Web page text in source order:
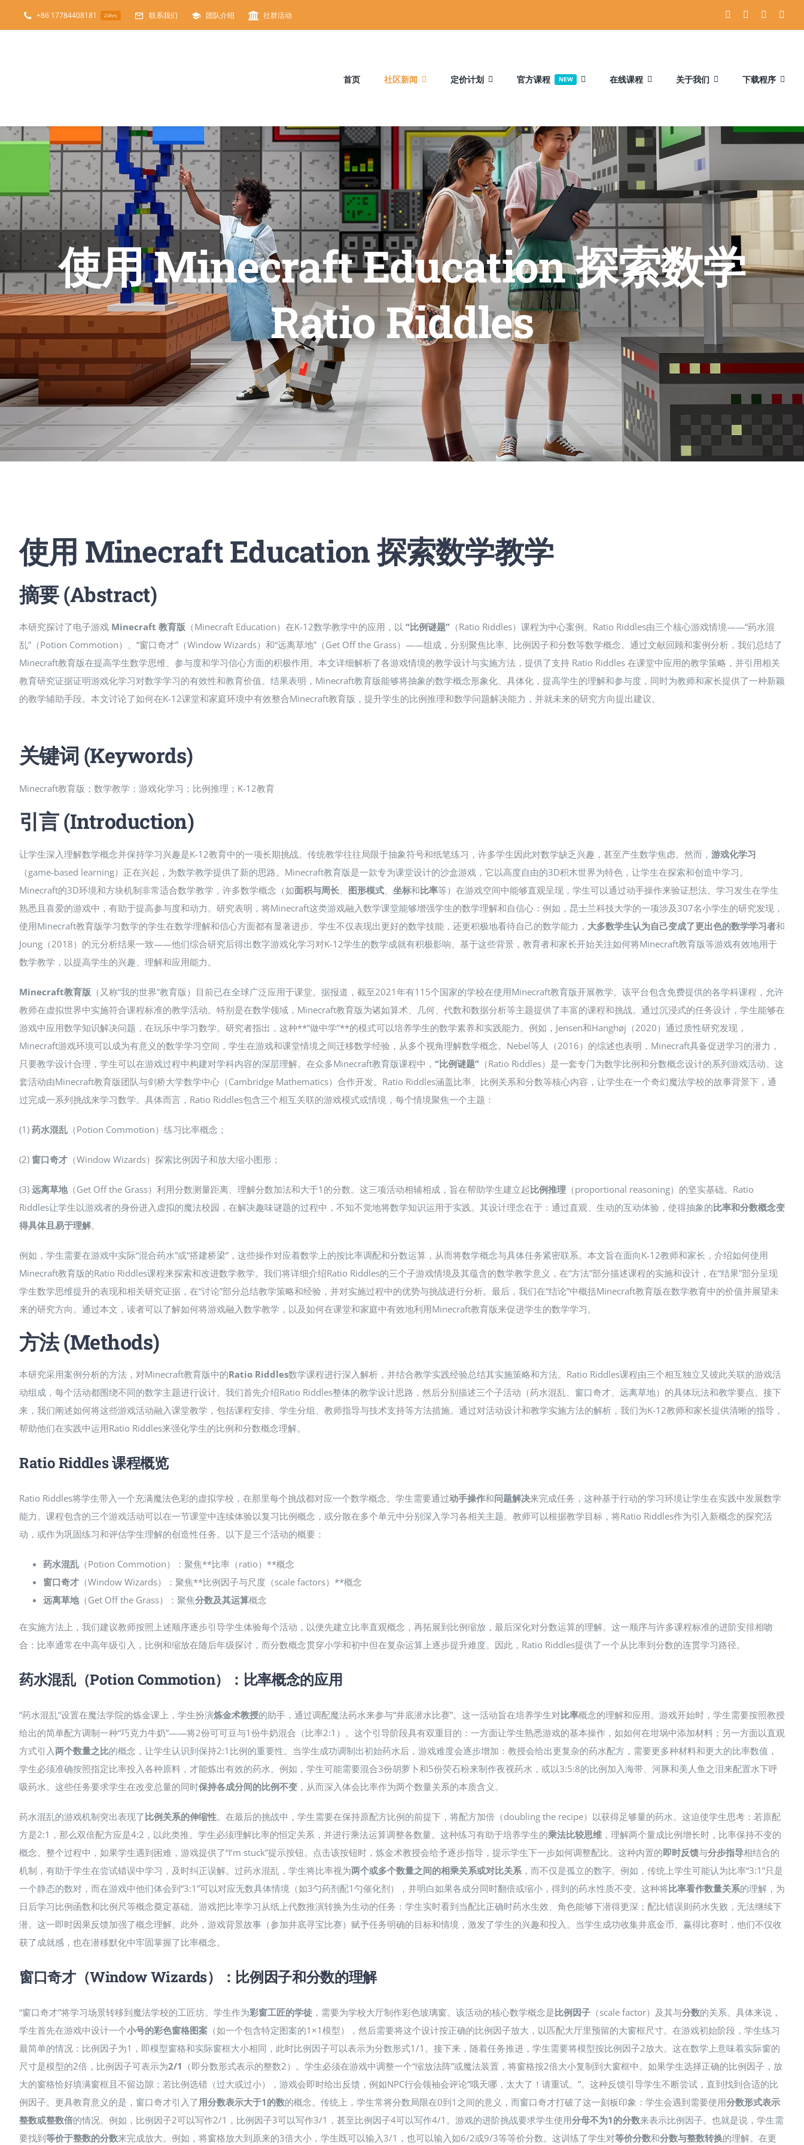
+86 17784408181 24hrs 联系我们 团队介绍 社群活动
首页 社区新闻 定价计划 官方课程 NEW 在线课程 关于我们 下载程序
使用 Minecraft Education 探索数学
Ratio Riddles
使用 Minecraft Education 探索数学教学
摘要 (Abstract)
本研究探讨了电子游戏 Minecraft 教育版 （Minecraft Education）在K-12数学教学中的应用，以 “比例谜题”（Ratio Riddles）课程为中心案例。Ratio Riddles由三个核心游戏情境——“药水混
乱”（Potion Commotion）、“窗口奇才”（Window Wizards）和“远离草地”（Get Off the Grass）——组成，分别聚焦比率、比例因子和分数等数学概念。通过文献回顾和案例分析，我们总结了
Minecraft教育版在提高学生数学思维、参与度和学习信心方面的积极作用​。本文详细解析了各游戏情境的教学设计与实施方法，提供了支持 Ratio Riddles 在课堂中应用的教学策略，并引用相关
教育研究证据证明游戏化学习对数学学习的有效性和教育价值。结果表明，Minecraft教育版能够将抽象的数学概念形象化、具体化，提高学生的理解和参与度，同时为教师和家长提供了一种新颖
的教学辅助手段。本文讨论了如何在K-12课堂和家庭环境中有效整合Minecraft教育版，提升学生的比例推理和数学问题解决能力，并就未来的研究方向提出建议。
关键词 (Keywords)
Minecraft教育版；数学教学；游戏化学习；比例推理；K-12教育
引言 (Introduction)
让学生深入理解数学概念并保持学习兴趣是K-12教育中的一项长期挑战。传统教学往往局限于抽象符号和纸笔练习，许多学生因此对数学缺乏兴趣，甚至产生数学焦虑。然而， 游戏化学习
（game-based learning）正在兴起，为数学教学提供了新的思路​。Minecraft教育版是一款专为课堂设计的沙盒游戏，它以高度自由的3D积木世界为特色，让学生在探索和创造中学习。
Minecraft的3D环境和方块机制非常适合数学教学，许多数学概念（如面积与周长、 图形模式、 坐标和比率等）在游戏空间中能够直观呈现，学生可以通过动手操作来验证想法​。学习发生在学生
熟悉且喜爱的游戏中，有助于提高参与度和动力​。研究表明，将Minecraft这类游戏融入数学课堂能够增强学生的数学理解和自信心：例如，昆士兰科技大学的一项涉及307名小学生的研究发现，
使用Minecraft教育版学习数学的学生在数学理解和信心方面都有显著进步​。学生不仅表现出更好的数学技能，还更积极地看待自己的数学能力， 大多数学生认为自己变成了更出色的数学学习者​和
Joung（2018）的元分析结果一致——他们综合研究后得出数字游戏化学习对K-12学生的数学成就有积极影响​。基于这些背景，教育者和家长开始关注如何将Minecraft教育版等游戏有效地用于
数学教学，以提高学生的兴趣、理解和应用能力。
Minecraft教育版 （又称“我的世界”教育版）目前已在全球广泛应用于课堂。据报道，截至2021年有115个国家的学校在使用Minecraft教育版开展教学​。该平台包含免费提供的各学科课程，允许
教师在虚拟世界中实施符合课程标准的教学活动。特别是在数学领域，Minecraft教育版为诸如算术、几何、代数和数据分析等主题提供了丰富的课程和挑战。通过沉浸式的任务设计，学生能够在
游戏中应用数学知识解决问题，在玩乐中学习数学。研究者指出，这种**“做中学”**的模式可以培养学生的数学素养和实践能力。例如，Jensen和Hanghøj（2020）通过质性研究发现，
Minecraft游戏环境可以成为有意义的数学学习空间，学生在游戏和课堂情境之间迁移数学经验，从多个视角理解数学概念​。Nebel等人（2016）的综述也表明，Minecraft具备促进学习的潜力，
只要教学设计合理，学生可以在游戏过程中构建对学科内容的深层理解​。在众多Minecraft教育版课程中， “比例谜题”（Ratio Riddles）是一套专门为数学比例和分数概念设计的系列游戏活动。这
套活动由Minecraft教育版团队与剑桥大学数学中心（Cambridge Mathematics）合作开发​。Ratio Riddles涵盖比率、比例关系和分数等核心内容，让学生在一个奇幻魔法学校的故事背景下，通
过完成一系列挑战来学习数学。具体而言，Ratio Riddles包含三个相互关联的游戏模式或情境，每个情境聚焦一个主题：
(1) 药水混乱（Potion Commotion）练习比率概念；
(2) 窗口奇才（Window Wizards）探索比例因子和放大缩小图形；
(3) 远离草地（Get Off the Grass）利用分数测量距离、理解分数加法和大于1的分数。这三项活动相辅相成，旨在帮助学生建立起比例推理 （proportional reasoning）的坚实基础​。Ratio
Riddles让学生以游戏者的身份进入虚拟的魔法校园，在解决趣味谜题的过程中，不知不觉地将数学知识运用于实践。其设计理念在于：通过直观、生动的互动体验，使得抽象的比率和分数概念变
得具体且易于理解​。
例如，学生需要在游戏中实际“混合药水”或“搭建桥梁”，这些操作对应着数学上的按比率调配和分数运算，从而将数学概念与具体任务紧密联系​。本文旨在面向K-12教师和家长，介绍如何使用
Minecraft教育版的Ratio Riddles课程来探索和改进数学教学。我们将详细介绍Ratio Riddles的三个子游戏情境及其蕴含的数学教学意义，在“方法”部分描述课程的实施和设计，在“结果”部分呈现
学生数学思维提升的表现和相关研究证据，在“讨论”部分总结教学策略和经验，并对实施过程中的优势与挑战进行分析。最后，我们在“结论”中概括Minecraft教育版在数学教育中的价值并展望未
来的研究方向。通过本文，读者可以了解如何将游戏融入数学教学，以及如何在课堂和家庭中有效地利用Minecraft教育版来促进学生的数学学习。
方法 (Methods)
本研究采用案例分析的方法，对Minecraft教育版中的Ratio Riddles数学课程进行深入解析，并结合教学实践经验总结其实施策略和方法。Ratio Riddles课程由三个相互独立又彼此关联的游戏活
动组成，每个活动都围绕不同的数学主题进行设计。我们首先介绍Ratio Riddles整体的教学设计思路，然后分别描述三个子活动（药水混乱、窗口奇才、远离草地）的具体玩法和教学要点。接下
来，我们阐述如何将这些游戏活动融入课堂教学，包括课程安排、学生分组、教师指导与技术支持等方法措施。通过对活动设计和教学实施方法的解析，我们为K-12教师和家长提供清晰的指导，
帮助他们在实践中运用Ratio Riddles来强化学生的比例和分数概念理解。
Ratio Riddles 课程概览
Ratio Riddles将学生带入一个充满魔法色彩的虚拟学校，在那里每个挑战都对应一个数学概念。学生需要通过动手操作和问题解决来完成任务，这种基于行动的学习环境让学生在实践中发展数学
能力。课程包含的三个游戏活动可以在一节课堂中连续体验以复习比例概念，或分散在多个单元中分别深入学习各相关主题​。教师可以根据教学目标，将Ratio Riddles作为引入新概念的探究活
动，或作为巩固练习和评估学生理解的创造性任务。以下是三个活动的概要：
药水混乱（Potion Commotion）：聚焦**比率（ratio）**概念
窗口奇才（Window Wizards）：聚焦**比例因子与尺度（scale factors）**概念
远离草地（Get Off the Grass）：聚焦分数及其运算概念
在实施方法上，我们建议教师按照上述顺序逐步引导学生体验每个活动，以便先建立比率直观概念，再拓展到比例缩放，最后深化对分数运算的理解。这一顺序与许多课程标准的进阶安排相吻
合：比率通常在中高年级引入，比例和缩放在随后年级探讨，而分数概念贯穿小学和初中但在复杂运算上逐步提升难度。因此，Ratio Riddles提供了一个从比率到分数的连贯学习路径​。
药水混乱（Potion Commotion）：比率概念的应用
“药水混乱”设置在魔法学院的炼金课上，学生扮演炼金术教授的助手，通过调配魔法药水来参与“井底潜水比赛”。这一活动旨在培养学生对比率概念的理解和应用。游戏开始时，学生需要按照教授
给出的简单配方调制一种“巧克力牛奶”——将2份可可豆与1份牛奶混合（比率2:1）​。这个引导阶段具有双重目的：一方面让学生熟悉游戏的基本操作，如如何在坩埚中添加材料；另一方面以直观
方式引入两个数量之比的概念，让学生认识到保持2:1比例的重要性​。当学生成功调制出初始药水后，游戏难度会逐步增加：教授会给出更复杂的药水配方，需要更多种材料和更大的比率数值，
学生必须准确按照指定比率投入各种原料，才能炼出有效的药水​。例如，学生可能需要混合3份胡萝卜和5份荧石粉来制作夜视药水，或以3:5:8的比例加入海带、河豚和美人鱼之泪来配置水下呼
吸药水​。这些任务要求学生在改变总量的同时保持各成分间的比例不变，从而深入体会比率作为两个数量关系的本质含义。
药水混乱的游戏机制突出表现了 比例关系的伸缩性。在最后的挑战中，学生需要在保持原配方比例的前提下，将配方加倍（doubling the recipe）以获得足够量的药水​。这迫使学生思考：若原配
方是2:1，那么双倍配方应是4:2，以此类推。学生必须理解比率的恒定关系，并进行乘法运算调整各数量。这种练习有助于培养学生的乘法比较思维，理解两个量成比例增长时，比率保持不变的
概念。整个过程中，如果学生遇到困难，游戏提供了“I’m stuck”提示按钮。点击该按钮时，炼金术教授会给予逐步指导，提示学生下一步如何调整配比​。这种内置的即时反馈与分步指导相结合的
机制，有助于学生在尝试错误中学习，及时纠正误解。过药水混乱，学生将比率视为两个或多个数量之间的相乘关系或对比关系，而不仅是孤立的数字​。例如，传统上学生可能认为比率“3:1”只是
一个静态的数对，而在游戏中他们体会到“3:1”可以对应无数具体情境（如3勺药剂配1勺催化剂），并明白如果各成分同时翻倍或缩小，得到的药水性质不变。这种将比率看作数量关系的理解，为
日后学习比例函数和比例尺等概念奠定基础。游戏把比率学习从纸上代数推演转换为生动的任务：学生实时看到当配比正确时药水生效、角色能够下潜得更深；配比错误则药水失败，无法继续下
潜。这一即时因果反馈加强了概念理解。此外，游戏背景故事（参加井底寻宝比赛）赋予任务明确的目标和情境，激发了学生的兴趣和投入。当学生成功收集井底金币、赢得比赛时，他们不仅收
获了成就感，也在潜移默化中牢固掌握了比率概念。
窗口奇才（Window Wizards）：比例因子和分数的理解
“窗口奇才”将学习场景转移到魔法学校的工匠坊。学生作为彩窗工匠的学徒，需要为学校大厅制作彩色玻璃窗。该活动的核心数学概念是比例因子（scale factor）及其与分数的关系。具体来说，
学生首先在游戏中设计一个小号的彩色窗格图案（如一个包含特定图案的1×1模型），然后需要将这个设计按正确的比例因子放大，以匹配大厅里预留的大窗框尺寸​。在游戏初始阶段，学生练习
最简单的情况：比例因子为1，即模型窗格和实际窗框大小相同，此时比例因子可以表示为分数形式1/1​。接下来，随着任务推进，学生需要将模型按比例因子2放大。这在数学上意味着实际窗的
尺寸是模型的2倍，比例因子可表示为2/1 （即分数形式表示的整数2）​。学生必须在游戏中调整一个“缩放法阵”或魔法装置，将窗格按2倍大小复制到大窗框中。如果学生选择正确的比例因子，放
大的窗格恰好填满窗框且不留边隙；若比例选错（过大或过小），游戏会即时给出反馈，例如NPC行会领袖会评论“哦天哪，太大了！请重试。”​。这种反馈引导学生不断尝试，直到找到合适的比
例因子。更具教育意义的是，窗口奇才引入了用分数表示大于1的数的概念​。传统上，学生常将分数局限在0到1之间的意义，而窗口奇才打破了这一刻板印象：学生会遇到需要使用分数形式表示
整数或整数倍的情况。例如，比例因子2可以写作2/1，比例因子3可以写作3/1，甚至比例因子4可以写作4/1​。游戏的进阶挑战要求学生使用分母不为1的分数来表示比例因子​。也就是说，学生需
要找到等价于整数的分数来完成放大。例如，将窗格放大到原来的3倍大小，学生既可以输入3/1，也可以输入如6/2或9/3等等价分数。这训练了学生对等价分数和分数与整数转换的理解​。在更